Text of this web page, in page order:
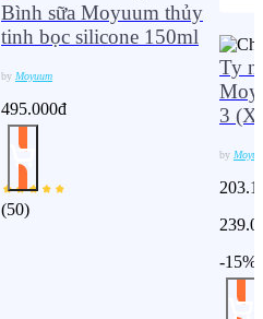
Bình sữa Moyuum thủy
tinh bọc silicone 150ml
by Moyuum
495.000đ
(50)
Ty
3
by
-15%